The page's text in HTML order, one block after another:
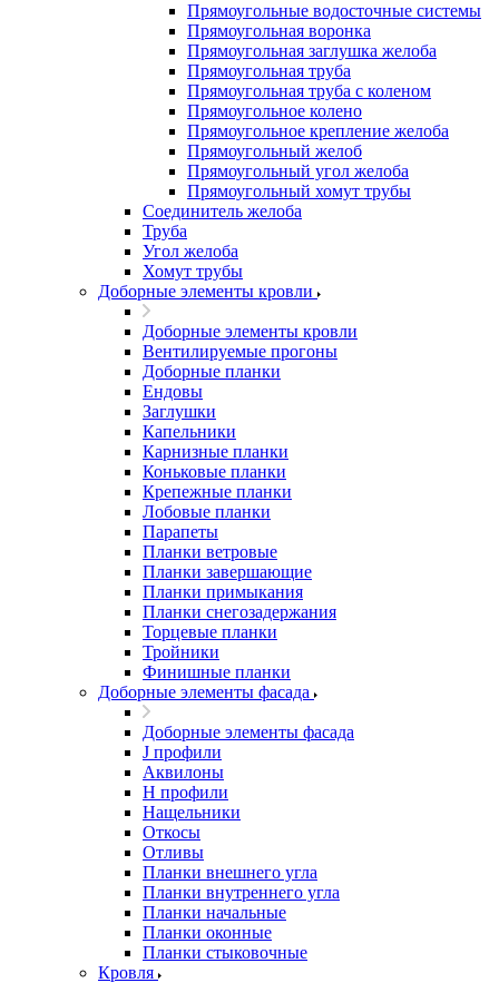
Прямоугольные водосточные системы
Прямоугольная воронка
Прямоугольная заглушка желоба
Прямоугольная труба
Прямоугольная труба c коленом
Прямоугольное колено
Прямоугольное крепление желоба
Прямоугольный желоб
Прямоугольный угол желоба
Прямоугольный хомут трубы
Соединитель желоба
Труба
Угол желоба
Хомут трубы
Доборные элементы кровли
Доборные элементы кровли
Вентилируемые прогоны
Доборные планки
Ендовы
Заглушки
Капельники
Карнизные планки
Коньковые планки
Крепежные планки
Лобовые планки
Парапеты
Планки ветровые
Планки завершающие
Планки примыкания
Планки снегозадержания
Торцевые планки
Тройники
Финишные планки
Доборные элементы фасада
Доборные элементы фасада
J профили
Аквилоны
Н профили
Нащельники
Откосы
Отливы
Планки внешнего угла
Планки внутреннего угла
Планки начальные
Планки оконные
Планки стыковочные
Кровля